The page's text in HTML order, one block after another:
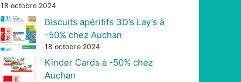
18 octobre 2024
Biscuits apéritifs 3D’s Lay’s à
-50% chez Auchan
18 octobre 2024
Kinder Cards à -50% chez
Auchan